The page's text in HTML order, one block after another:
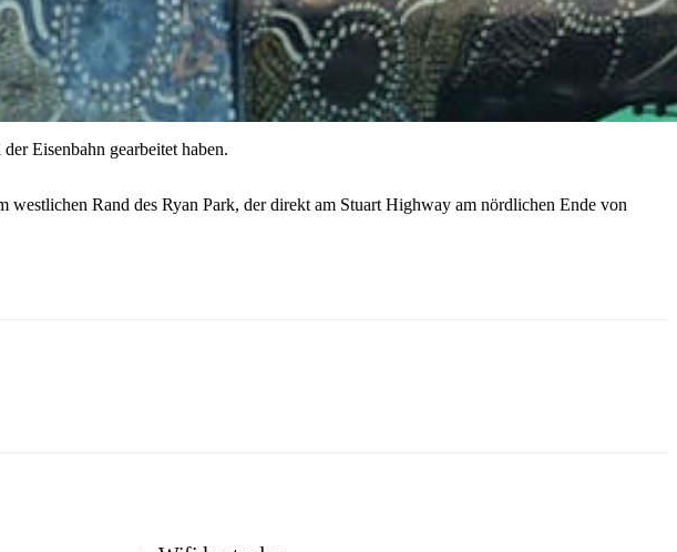
Eisenbahn gearbeitet haben.
Rand des Ryan Park, der direkt am Stuart Highway am nördlichen Ende von